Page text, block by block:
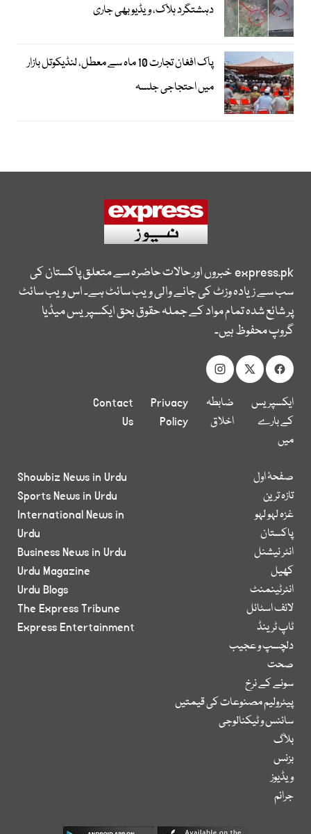
دہشتگرد ہلاک، ویڈیو بھی جاری
پاک افغان تجارت 10 ماہ سے معطل، لنڈیکوتل بازار
میں احتجاجی جلسہ
express.pkخبروں اور حالات حاضرہ سے متعلق پاکستان کی
سب سے زیادہ وزٹ کی جانے والی ویب سائٹ ہے۔ اس ویب سائٹ
پر شائع شدہ تمام مواد کے جملہ حقوق بحق ایکسپریس میڈیا
گروپ محفوظ ہیں۔
ایکسپریس
کے بارے
میں
ضابطہ
اخلاق
Privacy
Policy
Contact
Us
صفحۂ اول
تازہ ترین
غزہ لہو لہو
پاکستان
انٹر نیشنل
کھیل
انٹرٹینمنٹ
لائف اسٹائل
ٹاپ ٹرینڈ
دلچسپ و عجیب
صحت
سونے کے نرخ
پیٹرولیم مصنوعات کی قیمتیں
سائنس و ٹیکنالوجی
بلاگ
بزنس
ویڈیوز
جرائم
Showbiz News in Urdu
Sports News in Urdu
International News in
Urdu
Business News in Urdu
Urdu Magazine
Urdu Blogs
The Express Tribune
Express Entertainment